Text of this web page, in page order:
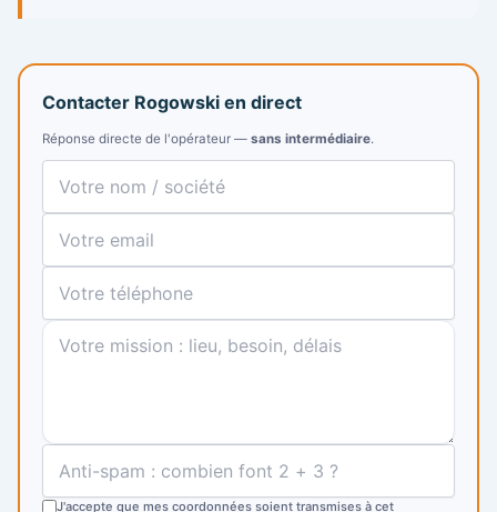
Contacter Rogowski en direct
Réponse directe de l'opérateur — sans intermédiaire.
J'accepte que mes coordonnées soient transmises à cet